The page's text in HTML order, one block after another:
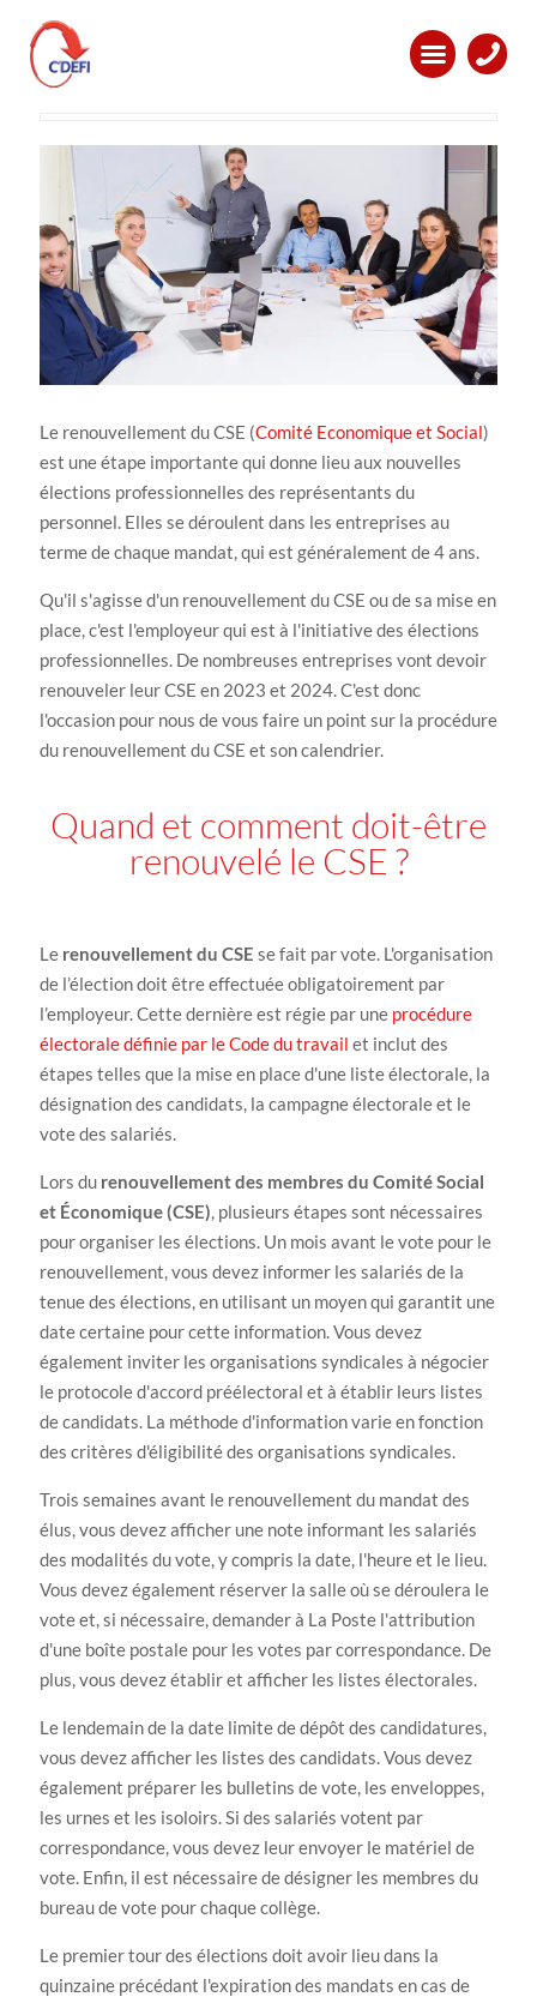
Renouvellement du CSE : Ce
qu’il faut savoir
Le renouvellement du CSE (Comité Economique et Social)
est une étape importante qui donne lieu aux nouvelles
élections professionnelles des représentants du
personnel. Elles se déroulent dans les entreprises au
terme de chaque mandat, qui est généralement de 4 ans.
Qu'il s'agisse d'un renouvellement du CSE ou de sa mise en
place, c'est l'employeur qui est à l'initiative des élections
professionnelles. De nombreuses entreprises vont devoir
renouveler leur CSE en 2023 et 2024. C'est donc
l'occasion pour nous de vous faire un point sur la procédure
du renouvellement du CSE et son calendrier.
Quand et comment doit-être
renouvelé le CSE ?
Le renouvellement du CSE se fait par vote. L'organisation
de l’élection doit être effectuée obligatoirement par
l’employeur. Cette dernière est régie par une procédure
électorale définie par le Code du travail et inclut des
étapes telles que la mise en place d'une liste électorale, la
désignation des candidats, la campagne électorale et le
vote des salariés.
Lors du renouvellement des membres du Comité Social
et Économique (CSE), plusieurs étapes sont nécessaires
pour organiser les élections. Un mois avant le vote pour le
renouvellement, vous devez informer les salariés de la
tenue des élections, en utilisant un moyen qui garantit une
date certaine pour cette information. Vous devez
également inviter les organisations syndicales à négocier
le protocole d'accord préélectoral et à établir leurs listes
de candidats. La méthode d'information varie en fonction
des critères d'éligibilité des organisations syndicales.
Trois semaines avant le renouvellement du mandat des
élus, vous devez afficher une note informant les salariés
des modalités du vote, y compris la date, l'heure et le lieu.
Vous devez également réserver la salle où se déroulera le
vote et, si nécessaire, demander à La Poste l'attribution
d'une boîte postale pour les votes par correspondance. De
plus, vous devez établir et afficher les listes électorales.
Le lendemain de la date limite de dépôt des candidatures,
vous devez afficher les listes des candidats. Vous devez
également préparer les bulletins de vote, les enveloppes,
les urnes et les isoloirs. Si des salariés votent par
correspondance, vous devez leur envoyer le matériel de
vote. Enfin, il est nécessaire de désigner les membres du
bureau de vote pour chaque collège.
Le premier tour des élections doit avoir lieu dans la
quinzaine précédant l'expiration des mandats en cas de